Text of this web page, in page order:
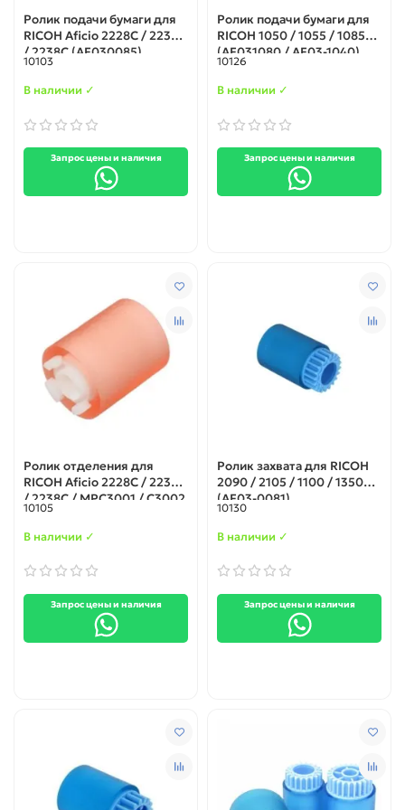
Ролик подачи бумаги для
RICOH Aficio 2228C / 2232C
/ 2238C (AF030085)
10103
В наличии ✓
Запрос цены и наличия
Ролик подачи бумаги для
RICOH 1050 / 1055 / 1085
(AF031080 / AF03-1040)
10126
В наличии ✓
Запрос цены и наличия
Ролик отделения для
RICOH Aficio 2228C / 2232C
/ 2238C / MPC3001 / C3002
/ C3501 / C3502 / C4501 /
C5501 (AF032085)
10105
В наличии ✓
Запрос цены и наличия
Ролик захвата для RICOH
2090 / 2105 / 1100 / 1350
(AF03-0081)
10130
В наличии ✓
Запрос цены и наличия